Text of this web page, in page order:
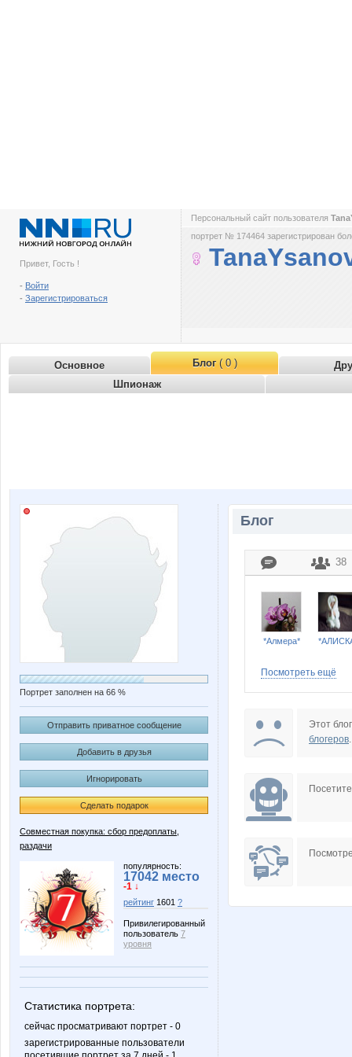
Привет, Гость !
- Войти
- Зарегистрироваться
Персональный сайт пользователя
портрет № 174464 зарегистрирован
Основное Блог( 0 )
Шпионаж
Портрет заполнен на 66 %
Отправить приватное сообщение
Добавить в друзья
Игнорировать
Сделать подарок
Совместная покупка: сбор предоплаты,
раздачи
популярность:
17042 место
-1 ↓
рейтинг 1601 ?
Привилегированный
пользователь 7
уровня
Статистика портрета:
сейчас просматривают портрет - 0
зарегистрированные пользователи
Блог
38
*Алмера*
Lissa* Lonza
Посмотреть ещё
Этот
блогеров.